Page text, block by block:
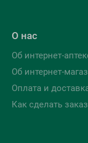
О нас
Об интернет-
Об интернет-
Оплата и
Как сделать заказ